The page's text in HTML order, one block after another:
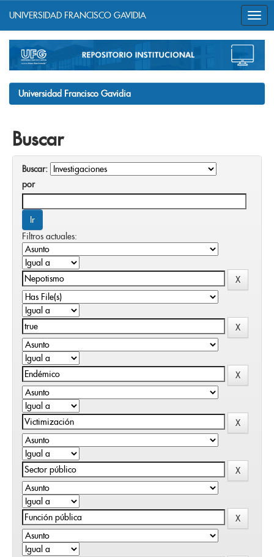
navigation
UNIVERSIDAD FRANCISCO GAVIDIA
Universidad Francisco Gavidia
Buscar
Buscar:
por
Filtros actuales: